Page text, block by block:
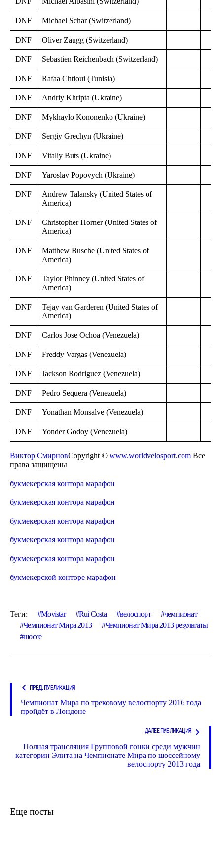
DNF Michael Schar (Switzerland)
DNF Oliver Zaugg (Switzerland)
DNF Sebastien Reichenbach (Switzerland)
DNF Rafaa Chtioui (Tunisia)
DNF Andriy Khripta (Ukraine)
DNF Mykhaylo Kononenko (Ukraine)
DNF Sergiy Grechyn (Ukraine)
DNF Vitaliy Buts (Ukraine)
DNF Yaroslav Popovych (Ukraine)
DNF
Andrew Talansky (United States of
America)
DNF
Christopher Horner (United States of
America)
DNF
Matthew Busche (United States of
America)
DNF
Taylor Phinney (United States of
America)
DNF
Tejay van Garderen (United States of
America)
DNF Carlos Jose Ochoa (Venezuela)
DNF Freddy Vargas (Venezuela)
DNF Jackson Rodriguez (Venezuela)
DNF Pedro Sequera (Venezuela)
DNF Yonathan Monsalve (Venezuela)
DNF Yonder Godoy (Venezuela)
Виктор СмирновCopyright © www.worldvelosport.com Все
права защищены
букмекерская контора марафон
букмекерская контора марафон
букмекерская контора марафон
букмекерская контора марафон
букмекерская контора марафон
букмекерской конторе марафон
Теги: Movistar Rui Costa велоспорт
чемпионат
Чемпионат Мира 2013
Чемпионат Мира 2013 результаты
шоссе
ПРЕД. ПУБЛИКАЦИЯ
Чемпионат Мира по трековому велоспорту 2016 года
пройдёт в Лондоне
ДАЛЕЕ ПУБЛИКАЦИЯ
Полная трансляция Групповой гонки среди мужчин
категории Элита на Чемпионате Мира по шоссейному
велоспорту 2013 года
Еще посты